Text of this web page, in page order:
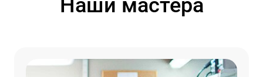
Наши мастера